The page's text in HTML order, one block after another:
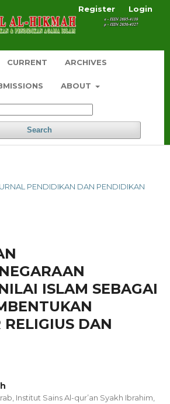
CURRENT ARCHIVES
ABOUT
Search
Register Login
PENDIDIKAN DAN PENDIDIKAN
ISLAM SEBAGAI
RELIGIUS DAN
Institut Sains Al-qur’an Syakh Ibrahim,